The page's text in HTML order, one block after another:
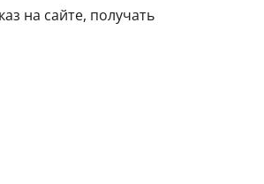
на сайте, получать